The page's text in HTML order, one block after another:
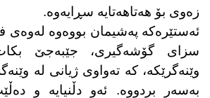
زەوی بۆ هەتاهەتایە سڕایەوە.
ئەستێرەکە پەشیمان بووەوە لەوەی
سزای گۆشەگیری، جێبەجێ
وێنەگرێکە، کە تەواوی ژیانی لە
بەسەر بردووە. ئەو دڵنیایە و